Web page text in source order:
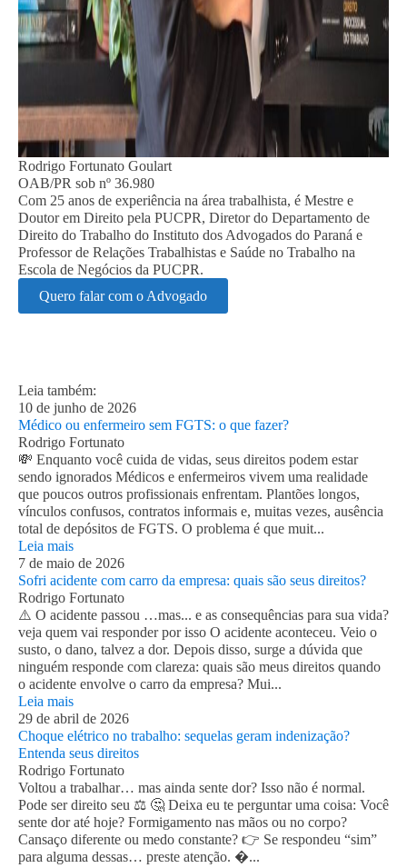
Rodrigo Fortunato Goulart
OAB/PR sob nº 36.980
Com 25 anos de experiência na área trabalhista, é Mestre e
Doutor em Direito pela PUCPR, Diretor do Departamento de
Direito do Trabalho do Instituto dos Advogados do Paraná e
Professor de Relações Trabalhistas e Saúde no Trabalho na
Escola de Negócios da PUCPR.
Quero falar com o Advogado
Leia também:
10 de junho de 2026
Médico ou enfermeiro sem FGTS: o que fazer?
Rodrigo Fortunato
💸 Enquanto você cuida de vidas, seus direitos podem estar
sendo ignorados Médicos e enfermeiros vivem uma realidade
que poucos outros profissionais enfrentam. Plantões longos,
vínculos confusos, contratos informais e, muitas vezes, ausência
total de depósitos de FGTS. O problema é que muit...
Leia mais
7 de maio de 2026
Sofri acidente com carro da empresa: quais são seus direitos?
Rodrigo Fortunato
⚠️ O acidente passou …mas... e as consequências para sua vida?
veja quem vai responder por isso O acidente aconteceu. Veio o
susto, o dano, talvez a dor. Depois disso, surge a dúvida que
ninguém responde com clareza: quais são meus direitos quando
o acidente envolve o carro da empresa? Mui...
Leia mais
29 de abril de 2026
Choque elétrico no trabalho: sequelas geram indenização?
Entenda seus direitos
Rodrigo Fortunato
Voltou a trabalhar… mas ainda sente dor? Isso não é normal.
Pode ser direito seu ⚖️ 🤔 Deixa eu te perguntar uma coisa: Você
sente dor até hoje? Formigamento nas mãos ou no corpo?
Cansaço diferente ou medo constante? 👉 Se respondeu “sim”
para alguma dessas… preste atenção. �...